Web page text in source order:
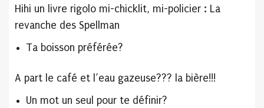
Hihi un livre rigolo mi-chicklit, mi-policier : La
revanche des Spellman
Ta boisson préférée?
A part le café et l’eau gazeuse??? la bière!!!
Un mot un seul pour te définir?